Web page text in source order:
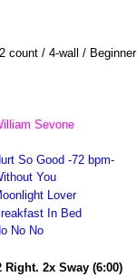
count / 4-wall / Beginner
Sevone
So Good -72 bpm-
You
Lover
In Bed
No No
2x Sway (6:00)